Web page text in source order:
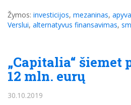
Žymos: investicijos, mezaninas,
Verslui, alternatyvus finansavimas,
„Capitalia“ šiemet
12 mln. eurų
30.10.2019